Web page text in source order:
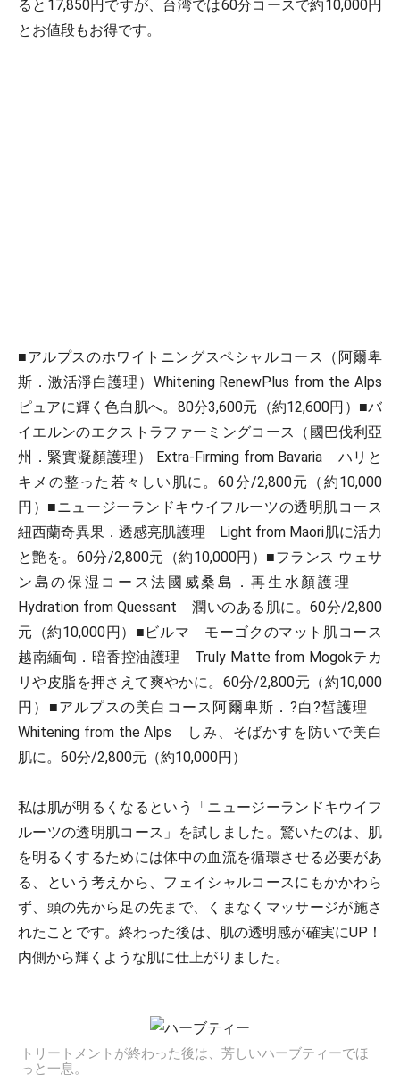
ると17,850円ですが、台湾では60分コースで約10,000円
とお値段もお得です。
■アルプスのホワイトニングスペシャルコース（阿爾卑
斯．激活淨白護理）Whitening RenewPlus from the Alps
ピュアに輝く色白肌へ。80分3,600元（約12,600円）■バ
イエルンのエクストラファーミングコース（國巴伐利亞
州．緊實凝顏護理） Extra-Firming from Bavaria ハリと
キメの整った若々しい肌に。60分/2,800元（約10,000
円）■ニュージーランドキウイフルーツの透明肌コース
紐西蘭奇異果．透感亮肌護理 Light from Maori肌に活力
と艶を。60分/2,800元（約10,000円）■フランス ウェサ
ン島の保湿コース法國威桑島．再生水顏護理
Hydration from Quessant 潤いのある肌に。60分/2,800
元（約10,000円）■ビルマ モーゴクのマット肌コース
越南緬甸．暗香控油護理 Truly Matte from Mogokテカ
リや皮脂を押さえて爽やかに。60分/2,800元（約10,000
円）■アルプスの美白コース阿爾卑斯．?白?皙護理
Whitening from the Alps しみ、そばかすを防いで美白
肌に。60分/2,800元（約10,000円）
私は肌が明るくなるという「ニュージーランドキウイフ
ルーツの透明肌コース」を試しました。驚いたのは、肌
を明るくするためには体中の血流を循環させる必要があ
る、という考えから、フェイシャルコースにもかかわら
ず、頭の先から足の先まで、くまなくマッサージが施さ
れたことです。終わった後は、肌の透明感が確実にUP！
内側から輝くような肌に仕上がりました。
トリートメントが終わった後は、芳しいハーブティーでほ
っと一息。